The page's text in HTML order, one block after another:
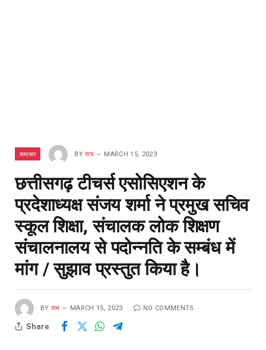
समाचार BY सच MARCH 15, 2023
छत्तीसगढ़ टीचर्स एसोसिएशन के
प्रदेशाध्यक्ष संजय शर्मा ने प्रमुख सचिव
स्कूल शिक्षा, संचालक लोक शिक्षण
संचालनालय से पदोन्नति के सम्बंध में
मांग / सुझाव प्रस्तुत किया है।
BY सच MARCH 15, 2023 NO COMMENTS
Share